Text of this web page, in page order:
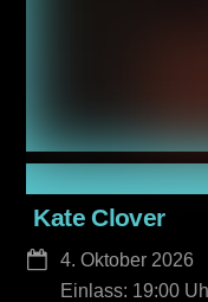
Kate Clover
4. Oktober 2026
Einlass: 19:00